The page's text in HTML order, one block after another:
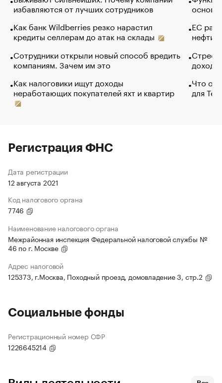
избавляются от лучших сотрудников
Как банк Wildberries резко нарастил
кредиты селлерам до атак на склады
Сотрудники открыли новый способ вредить
компаниям. Зачем им это
Как налоговики ищут доходы
неработающих покупателей яхт и квартир
основ
ЕС
нефти
Что
для
Регистрация ФНС
Дата регистрации
12 августа 2021
Код налогового органа
7746
Наименование налогового органа
Межрайонная инспекция Федеральной налоговой службы №
46 по г. Москве
Адрес налоговой
125373, г.Москва, Походный проезд, домовладение 3, стр.2
Социальные фонды
Регистрационный номер СФР
1226645214